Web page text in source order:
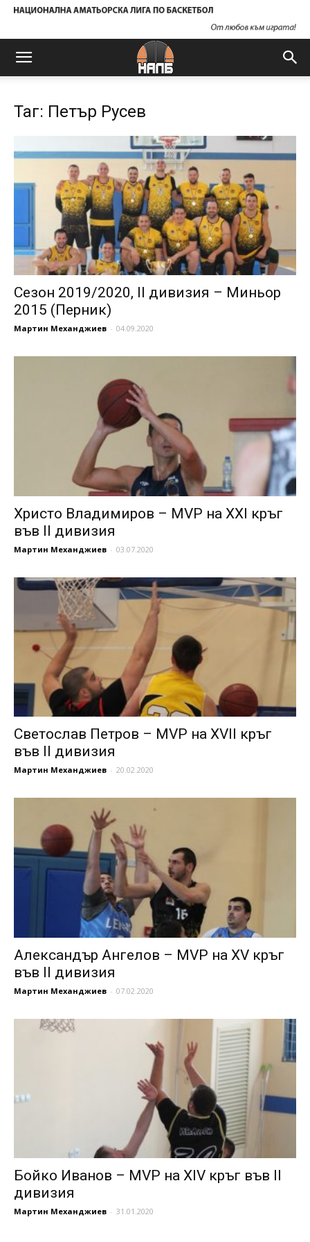
Таг: Петър Русев
Сезон 2019/2020, II дивизия – Миньор
2015 (Перник)
Мартин Механджиев - 04.09.2020
Христо Владимиров – MVP на XXI кръг
във II дивизия
Мартин Механджиев - 03.07.2020
Светослав Петров – MVP на XVII кръг
във II дивизия
Мартин Механджиев - 20.02.2020
Александър Ангелов – MVP на XV кръг
във II дивизия
Мартин Механджиев - 07.02.2020
Бойко Иванов – MVP на XIV кръг във II
дивизия
Мартин Механджиев - 31.01.2020